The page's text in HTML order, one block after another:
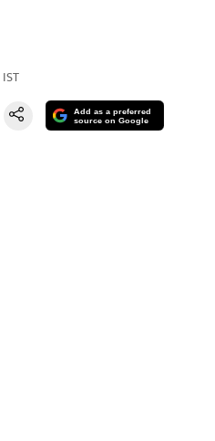
IST
Add as a preferred
source on Google